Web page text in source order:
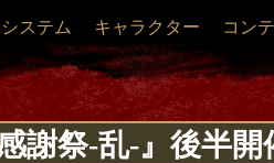
ステム キャラクター コン
謝祭-乱-』後半開